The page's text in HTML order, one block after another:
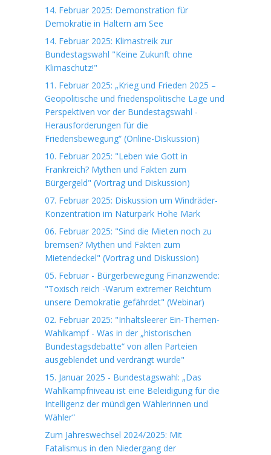
14. Februar 2025: Demonstration für
Demokratie in Haltern am See
14. Februar 2025: Klimastreik zur
Bundestagswahl "Keine Zukunft ohne
Klimaschutz!"
11. Februar 2025: „Krieg und Frieden 2025 –
Geopolitische und friedenspolitische Lage und
Perspektiven vor der Bundestagswahl -
Herausforderungen für die
Friedensbewegung“ (Online-Diskussion)
10. Februar 2025: "Leben wie Gott in
Frankreich? Mythen und Fakten zum
Bürgergeld" (Vortrag und Diskussion)
07. Februar 2025: Diskussion um Windräder-
Konzentration im Naturpark Hohe Mark
06. Februar 2025: "Sind die Mieten noch zu
bremsen? Mythen und Fakten zum
Mietendeckel" (Vortrag und Diskussion)
05. Februar - Bürgerbewegung Finanzwende:
"Toxisch reich -Warum extremer Reichtum
unsere Demokratie gefährdet" (Webinar)
02. Februar 2025: "Inhaltsleerer Ein-Themen-
Wahlkampf - Was in der „historischen
Bundestagsdebatte“ von allen Parteien
ausgeblendet und verdrängt wurde"
15. Januar 2025 - Bundestagswahl: „Das
Wahlkampfniveau ist eine Beleidigung für die
Intelligenz der mündigen Wählerinnen und
Wähler“
Zum Jahreswechsel 2024/2025: Mit
Fatalismus in den Niedergang der